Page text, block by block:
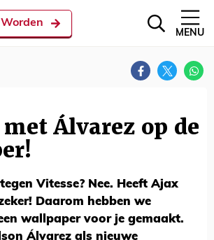
Worden
MENU
Álvarez op de
Vitesse? Nee. Heeft Ajax
Daarom hebben we
wallpaper voor je gemaakt.
Álvarez als nieuwe